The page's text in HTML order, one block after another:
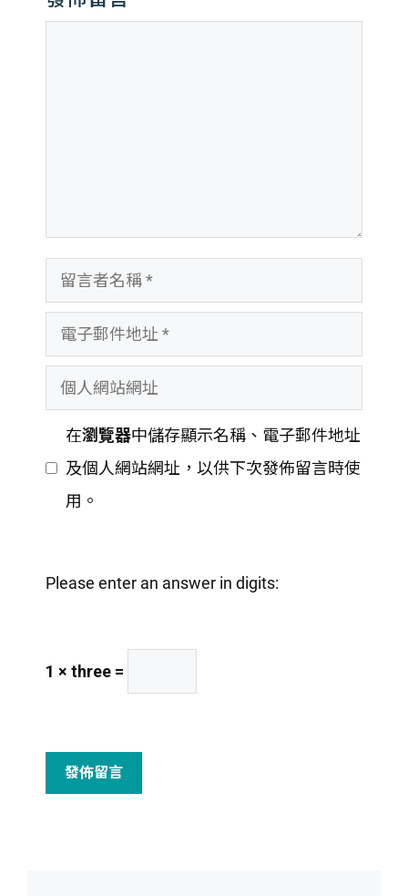
言
名
子
郵
地
人
站
在瀏覽器中儲存顯示名稱、電子郵件地址
及個人網站網址，以供下次發佈留言時使
用。
Please enter an answer in digits:
1 × three =